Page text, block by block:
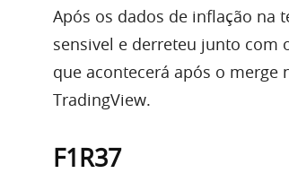
Após os dados de inflação na
sensivel e derreteu junto com
que acontecerá após o merge
TradingView.
F1R37